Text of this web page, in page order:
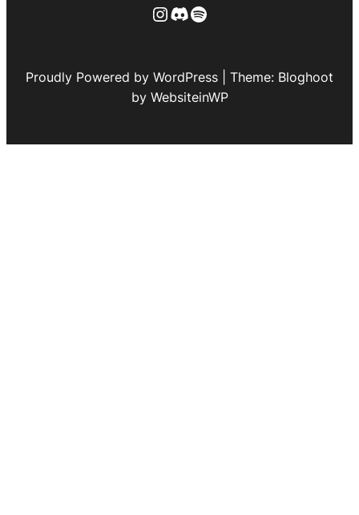
Instagram
Discord
Spotify
Proudly Powered by WordPress | Theme: Bloghoot
by WebsiteinWP